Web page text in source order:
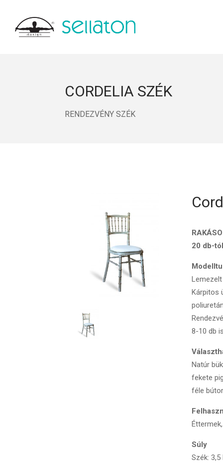
CORDELIA SZÉK
RENDEZVÉNY SZÉK
20 db-
Kárpitos
8-10 db
Natúr
fekete
féle
Súly
Szék: 3,5